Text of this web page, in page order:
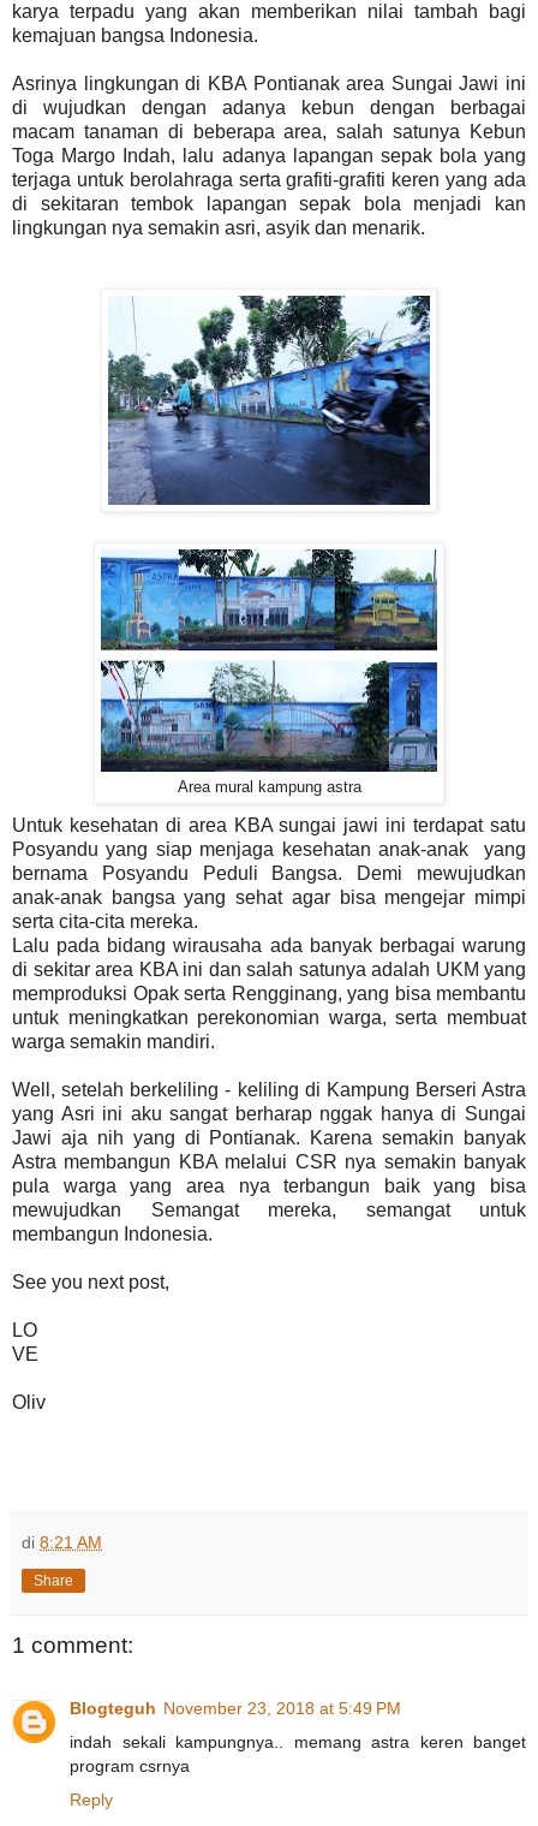
karya terpadu yang akan memberikan nilai tambah bagi
kemajuan bangsa Indonesia.
Asrinya lingkungan di KBA Pontianak area Sungai Jawi ini
di wujudkan dengan adanya kebun dengan berbagai
macam tanaman di beberapa area, salah satunya Kebun
Toga Margo Indah, lalu adanya lapangan sepak bola yang
terjaga untuk berolahraga serta grafiti-grafiti keren yang ada
di sekitaran tembok lapangan sepak bola menjadi kan
lingkungan nya semakin asri, asyik dan menarik.
Area mural kampung astra
Untuk kesehatan di area KBA sungai jawi ini terdapat satu
Posyandu yang siap menjaga kesehatan anak-anak yang
bernama Posyandu Peduli Bangsa. Demi mewujudkan
anak-anak bangsa yang sehat agar bisa mengejar mimpi
serta cita-cita mereka.
Lalu pada bidang wirausaha ada banyak berbagai warung
di sekitar area KBA ini dan salah satunya adalah UKM yang
memproduksi Opak serta Rengginang, yang bisa membantu
untuk meningkatkan perekonomian warga, serta membuat
warga semakin mandiri.
Well, setelah berkeliling - keliling di Kampung Berseri Astra
yang Asri ini aku sangat berharap nggak hanya di Sungai
Jawi aja nih yang di Pontianak. Karena semakin banyak
Astra membangun KBA melalui CSR nya semakin banyak
pula warga yang area nya terbangun baik yang bisa
mewujudkan Semangat mereka, semangat untuk
membangun Indonesia.
See you next post,
LO
VE
Oliv
di 8:21 AM
Share
1 comment:
Blogteguh November 23, 2018 at 5:49 PM
indah sekali kampungnya.. memang astra keren banget
program csrnya
Reply